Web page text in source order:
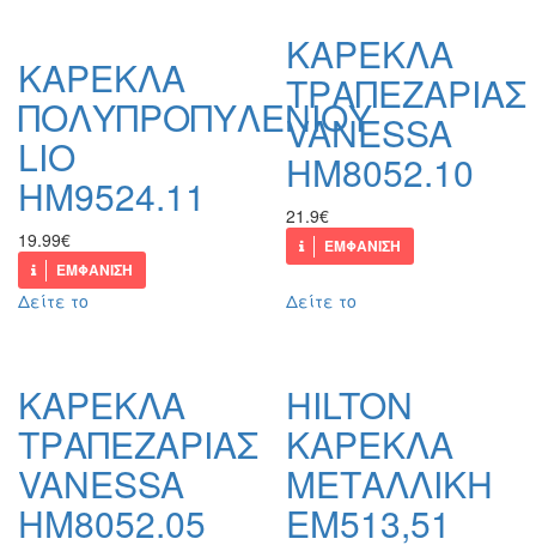
ΚΑΡΕΚΛΑ
ΠΟΛΥΠΡΟΠΥΛΕΝΙΟΥ
LIO
HM9524.11
19.99€
ΕΜΦΑΝΙΣΗ
ΚΑΡΕΚΛΑ
ΤΡΑΠΕΖΑΡΙΑΣ
VANESSA
HM8052.10
21.9€
ΕΜΦΑΝΙΣΗ
Δείτε το
ΚΑΡΕΚΛΑ
ΤΡΑΠΕΖΑΡΙΑΣ
VANESSA
HM8052.05
Δείτε το
HILTON
ΚΑΡΕΚΛΑ
ΜΕΤΑΛΛΙΚΗ
EM513,51